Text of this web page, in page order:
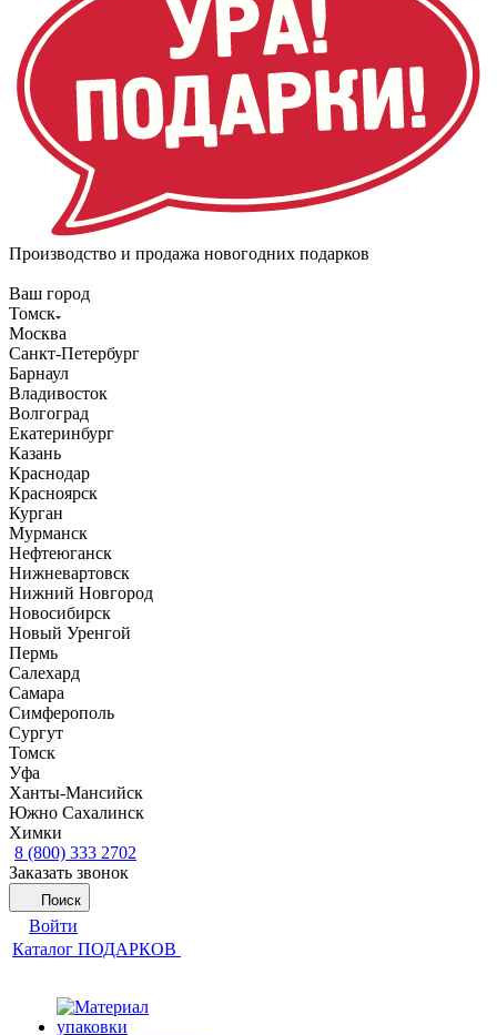
Производство и продажа новогодних подарков
Ваш город
Томск
Москва
Санкт-Петербург
Барнаул
Владивосток
Волгоград
Екатеринбург
Казань
Краснодар
Красноярск
Курган
Мурманск
Нефтеюганск
Нижневартовск
Нижний Новгород
Новосибирск
Новый Уренгой
Пермь
Салехард
Самара
Симферополь
Сургут
Томск
Уфа
Ханты-Мансийск
Южно Сахалинск
Химки
8 (800) 333 2702
Заказать звонок
Поиск
Войти
Каталог ПОДАРКОВ